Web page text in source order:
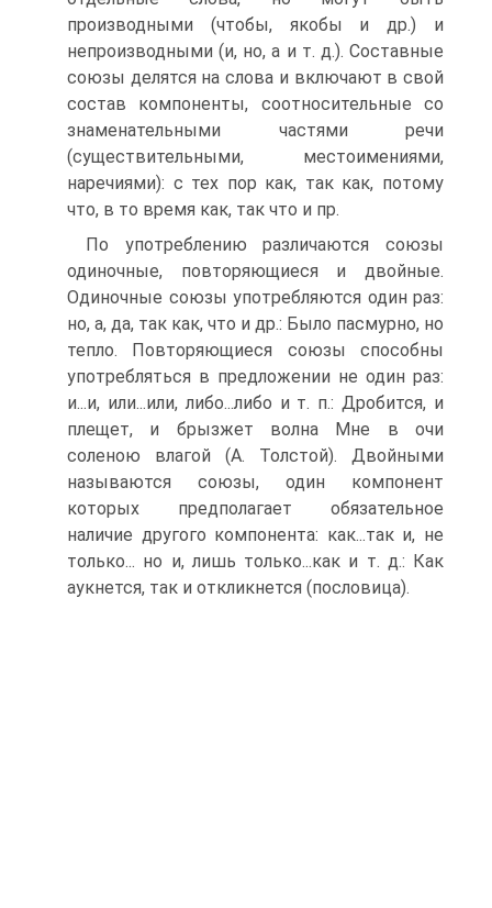
производными (чтобы, якобы и др.) и
непроизводными (и, но, а и т. д.). Составные
союзы делятся на слова и включают в свой
состав компоненты, соотносительные со
знаменательными частями речи
(существительными, местоимениями,
наречиями): с тех пор как, так как, потому
что, в то время как, так что и пр.
По употреблению различаются союзы
одиночные, повторяющиеся и двойные.
Одиночные союзы употребляются один раз:
но, а, да, так как, что и др.: Было пасмурно, но
тепло. Повторяющиеся союзы способны
употребляться в предложении не один раз:
и...и, или...или, либо...либо и т. п.: Дробится, и
плещет, и брызжет волна Мне в очи
соленою влагой (А. Толстой). Двойными
называются союзы, один компонент
которых предполагает обязательное
наличие другого компонента: как...так и, не
только... но и, лишь только...как и т. д.: Как
аукнется, так и откликнется (пословица).